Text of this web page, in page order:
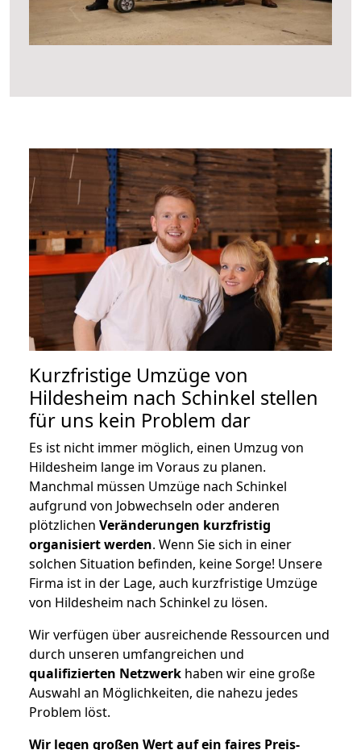
Kurzfristige Umzüge von
Hildesheim nach Schinkel stellen
für uns kein Problem dar
Es ist nicht immer möglich, einen Umzug von
Hildesheim lange im Voraus zu planen.
Manchmal müssen Umzüge nach Schinkel
aufgrund von Jobwechseln oder anderen
plötzlichen Veränderungen kurzfristig
organisiert werden. Wenn Sie sich in einer
solchen Situation befinden, keine Sorge! Unsere
Firma ist in der Lage, auch kurzfristige Umzüge
von Hildesheim nach Schinkel zu lösen.
Wir verfügen über ausreichende Ressourcen und
durch unseren umfangreichen und
qualifizierten Netzwerk haben wir eine große
Auswahl an Möglichkeiten, die nahezu jedes
Problem löst.
Wir legen großen Wert auf ein faires Preis-